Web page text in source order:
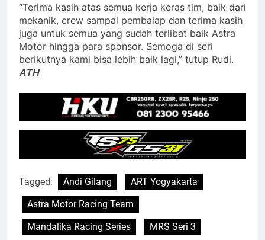
“Terima kasih atas semua kerja keras tim, baik dari
mekanik, crew sampai pembalap dan terima kasih
juga untuk semua yang sudah terlibat baik Astra
Motor hingga para sponsor. Semoga di seri
berikutnya kami bisa lebih baik lagi,” tutup Rudi.
ATH
Tagged: Andi Gilang
ART Yogyakarta
Astra Motor Racing Team
Mandalika Racing Series
MRS Seri 3